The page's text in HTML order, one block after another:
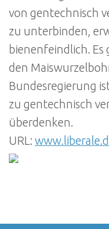
von gentechnisch
zu unterbinden,
bienenfeindlich. Es
den
Bundesregierung
zu gentechnisch
überdenken.
URL: